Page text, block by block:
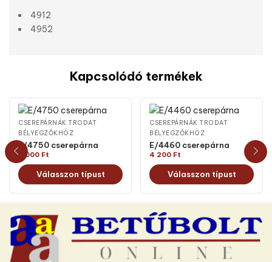
4912
4952
Kapcsolódó termékek
CSEREPÁRNÁK TRODAT
BÉLYEGZŐKHÖZ
E/4750 cserepárna
3 000 Ft
Válasszon típust
CSEREPÁRNÁK TRODAT
BÉLYEGZŐKHÖZ
E/4460 cserepárna
4 200 Ft
Válasszon típust